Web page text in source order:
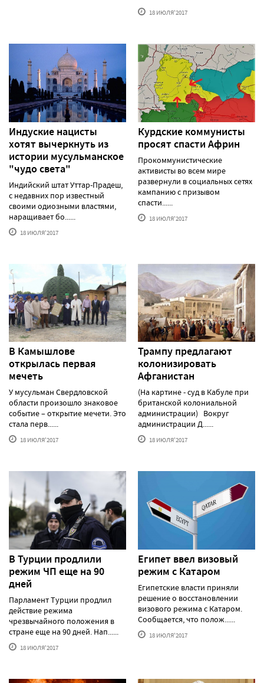
18 ИЮЛЯ'2017
Индуские нацисты
хотят вычеркнуть из
истории мусульманское
"чудо света"
Индийский штат Уттар-Прадеш,
с недавних пор известный
своими одиозными властями,
наращивает бо......
18 ИЮЛЯ'2017
Курдские коммунисты
просят спасти Африн
Прокоммунистические
активисты во всем мире
развернули в социальных сетях
кампанию с призывом
спасти......
18 ИЮЛЯ'2017
В Камышлове
открылась первая
мечеть
У мусульман Свердловской
области произошло знаковое
событие – открытие мечети. Это
стала перв......
18 ИЮЛЯ'2017
Трампу предлагают
колонизировать
Афганистан
(На картине - суд в Кабуле при
британской колониальной
администрации) Вокруг
администрации Д......
18 ИЮЛЯ'2017
В Турции продлили
режим ЧП еще на 90
дней
Парламент Турции продлил
действие режима
чрезвычайного положения в
стране еще на 90 дней. Нап......
18 ИЮЛЯ'2017
Египет ввел визовый
режим с Катаром
Египетские власти приняли
решение о восстановлении
визового режима с Катаром.
Сообщается, что полож......
18 ИЮЛЯ'2017